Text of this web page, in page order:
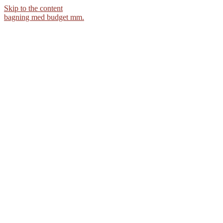
Skip to the content
bagning med budget mm.